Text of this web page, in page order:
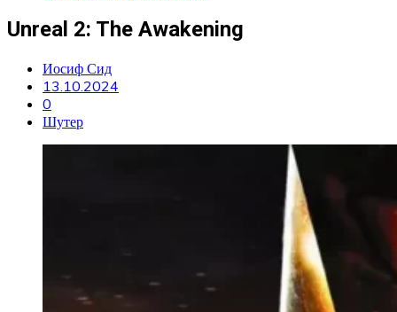
Unreal 2: The Awakening
Иосиф Сид
13.10.2024
0
Шутер